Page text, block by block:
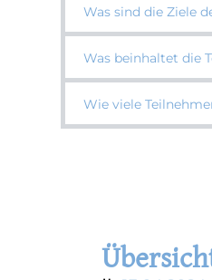
Was sind die Ziele
Was beinhaltet die
Wie viele